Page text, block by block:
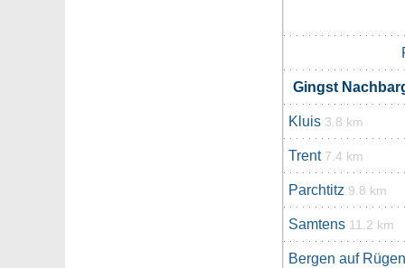
Gingst
Kluis 3.8 km
Trent 7.4 km
Parchtitz 9.8 km
Samtens 11.2 km
Bergen auf Rügen